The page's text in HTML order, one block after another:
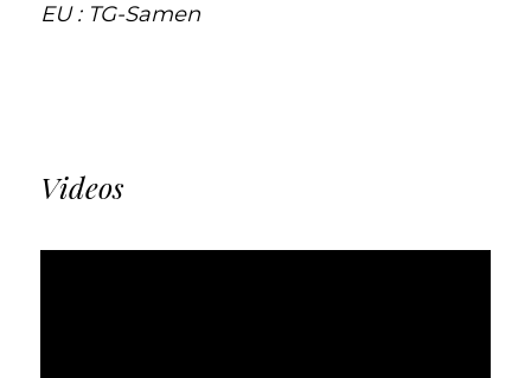
EU : TG-Samen
Videos